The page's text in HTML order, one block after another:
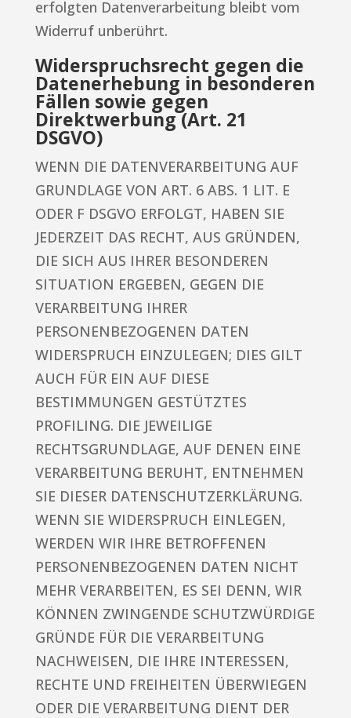
erfolgten Datenverarbeitung bleibt vom
Widerruf unberührt.
Widerspruchsrecht gegen die
Datenerhebung in besonderen
Fällen sowie gegen
Direktwerbung (Art. 21
DSGVO)
WENN DIE DATENVERARBEITUNG AUF
GRUNDLAGE VON ART. 6 ABS. 1 LIT. E
ODER F DSGVO ERFOLGT, HABEN SIE
JEDERZEIT DAS RECHT, AUS GRÜNDEN,
DIE SICH AUS IHRER BESONDEREN
SITUATION ERGEBEN, GEGEN DIE
VERARBEITUNG IHRER
PERSONENBEZOGENEN DATEN
WIDERSPRUCH EINZULEGEN; DIES GILT
AUCH FÜR EIN AUF DIESE
BESTIMMUNGEN GESTÜTZTES
PROFILING. DIE JEWEILIGE
RECHTSGRUNDLAGE, AUF DENEN EINE
VERARBEITUNG BERUHT, ENTNEHMEN
SIE DIESER DATENSCHUTZERKLÄRUNG.
WENN SIE WIDERSPRUCH EINLEGEN,
WERDEN WIR IHRE BETROFFENEN
PERSONENBEZOGENEN DATEN NICHT
MEHR VERARBEITEN, ES SEI DENN, WIR
KÖNNEN ZWINGENDE SCHUTZWÜRDIGE
GRÜNDE FÜR DIE VERARBEITUNG
NACHWEISEN, DIE IHRE INTERESSEN,
RECHTE UND FREIHEITEN ÜBERWIEGEN
ODER DIE VERARBEITUNG DIENT DER